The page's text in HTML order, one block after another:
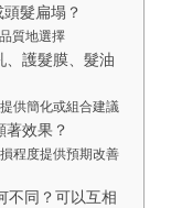
髮扁塌？
質地選擇
、護髮膜、髮油
供簡化或組合建議
效果？
程度提供預期改善
不同？可以互相